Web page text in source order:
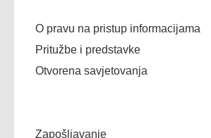
O pravu na pristup informacijama
Pritužbe i predstavke
Otvorena savjetovanja
Zapošljavanje